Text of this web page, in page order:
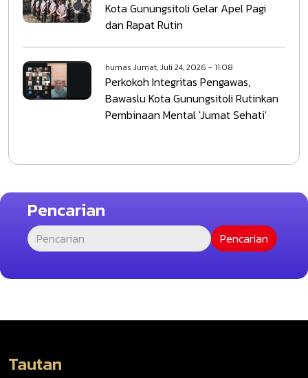
Kota Gunungsitoli Gelar Apel Pagi
dan Rapat Rutin
humas Jumat, Juli 24, 2026 - 11:08
Perkokoh Integritas Pengawas,
Bawaslu Kota Gunungsitoli Rutinkan
Pembinaan Mental 'Jumat Sehati'
Pencarian
Tautan